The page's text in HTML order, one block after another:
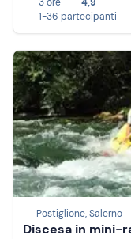
1-36 partecipanti
Postiglione, Salerno
Discesa in mini-